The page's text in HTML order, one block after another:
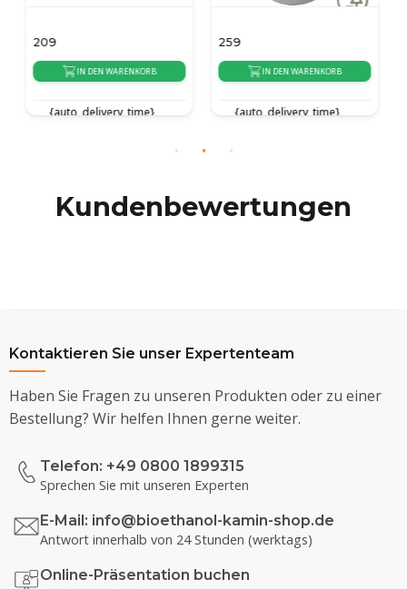
259
IN DEN WARENKORB
{auto_delivery_time}
169
IN DEN WARENKORB
{auto_delivery_time}
Kundenbewertungen
Kontaktieren Sie unser Expertenteam
Haben Sie Fragen zu unseren Produkten oder zu einer
Bestellung? Wir helfen Ihnen gerne weiter.
Telefon: +49 0800 1899315
Sprechen Sie mit unseren Experten
E-Mail: info@bioethanol-kamin-shop.de
Antwort innerhalb von 24 Stunden (werktags)
Online-Präsentation buchen